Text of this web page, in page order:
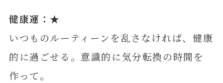
健康運：★
いつものルーティーンを乱さなければ、健康
的に過ごせる。意識的に気分転換の時間を
作って。